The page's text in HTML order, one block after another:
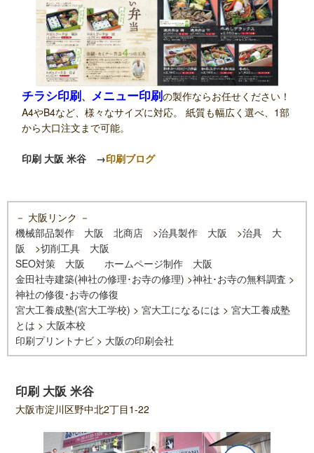
チラシ印刷、 メニュー印刷の製作ならお任せください！
A4やB4など、様々なサイズに対応。 紙質も幅広く選べ、1部
から大口注文まで可能。
印刷 大阪 米谷 →印刷ブログ
－ 大阪リンク －
機械部品製作 大阪 北商店 >治具製作 大阪 >治具 大
阪 >切削工具 大阪
SEO対策 大阪
ホームページ制作 大阪
金田社寺建築(神社の修理･お寺の修理) >神社･お寺の無料調査 >
神社の修復･お寺の修復
宮大工養成塾(宮大工学校) > 宮大工になるには > 宮大工養成塾
とは > 大阪本校
印刷プリントナビ > 大阪の印刷会社
印刷 大阪 米谷
大阪市淀川区野中北2丁目1-22